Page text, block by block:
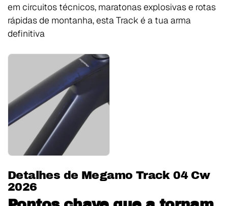
em circuitos técnicos, maratonas explosivas e rotas
rápidas de montanha, esta Track é a tua arma
definitiva
Detalhes de Megamo Track 04 Cw
2026